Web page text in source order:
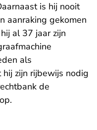
is hij nooit
aanraking gekomen
al 37 jaar zijn
als
zijn rijbewijs nodig
de